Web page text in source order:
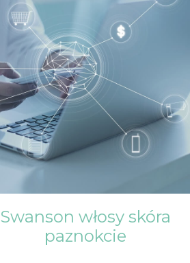
Swanson włosy skóra
paznokcie